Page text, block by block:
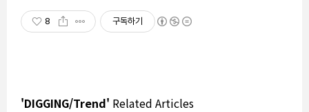
8 구독하기
'DIGGING/Trend' Related Articles